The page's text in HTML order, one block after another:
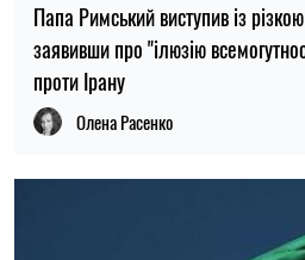
Папа Римський виступив із
заявивши про "ілюзію
проти Ірану
Олена Расенко